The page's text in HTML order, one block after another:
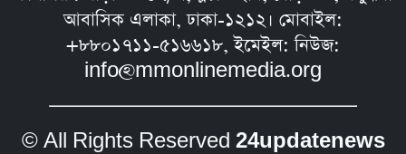
আবাসিক এলাকা, ঢাকা-১২১২। মোবাইল:
+৮৮০১৭১১-৫১৬৬১৮, ইমেইল: নিউজ:
info@mmonlinemedia.org
© All Rights Reserved 24updatenews